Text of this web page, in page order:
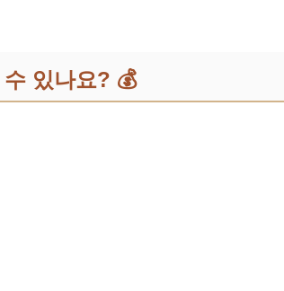
있나요? 💰